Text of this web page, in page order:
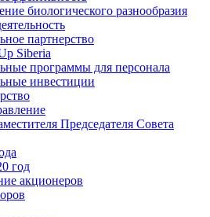
биологического разнообразия
партнерство
Siberia
программы для персонала
инвестиции
Председателя Совета
год
акционеров